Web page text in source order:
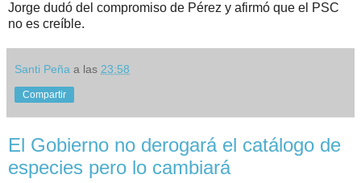
Jorge dudó del compromiso de Pérez y afirmó que el PSC
no es creíble.
Santi Peña a las 23:58
Compartir
El Gobierno no derogará el catálogo de
especies pero lo cambiará